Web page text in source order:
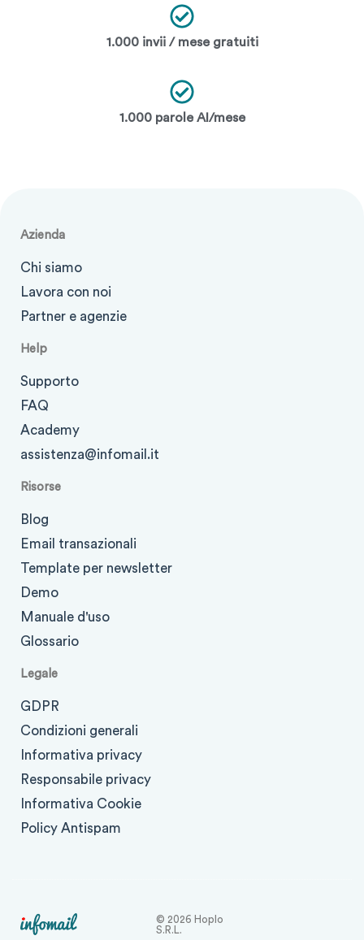
1.000 invii / mese gratuiti
1.000 parole AI/mese
Azienda
Chi siamo
Lavora con noi
Partner e agenzie
Help
Supporto
FAQ
Academy
assistenza@infomail.it
Risorse
Blog
Email transazionali
Template per newsletter
Demo
Manuale d'uso
Glossario
Legale
GDPR
Condizioni generali
Informativa privacy
Responsabile privacy
Informativa Cookie
Policy Antispam
© 2026 Hoplo
S.r.l.